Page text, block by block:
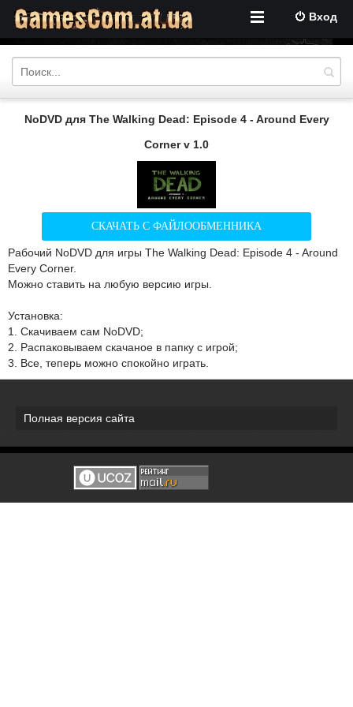
Вход
NoDVD для The Walking Dead: Episode 4 - Around Every
Corner v 1.0
СКАЧАТЬ С ФАЙЛООБМЕННИКА
Рабочий NoDVD для игры The Walking Dead: Episode 4 - Around
Every Corner.
Можно ставить на любую версию игры.
Установка:
1. Скачиваем сам NoDVD;
2. Распаковываем скачаное в папку с игрой;
3. Все, теперь можно спокойно играть.
Полная версия сайта